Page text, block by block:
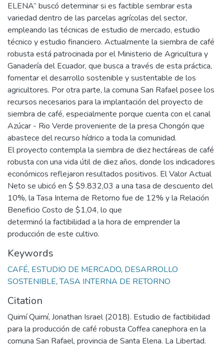
ELENA” buscó determinar si es factible sembrar esta
variedad dentro de las parcelas agrícolas del sector,
empleando las técnicas de estudio de mercado, estudio
técnico y estudio financiero. Actualmente la siembra de café
robusta está patrocinada por el Ministerio de Agricultura y
Ganadería del Ecuador, que busca a través de esta práctica,
fomentar el desarrollo sostenible y sustentable de los
agricultores. Por otra parte, la comuna San Rafael posee los
recursos necesarios para la implantación del proyecto de
siembra de café, especialmente porque cuenta con el canal
Azúcar - Rio Verde proveniente de la presa Chongón que
abastece del recurso hídrico a toda la comunidad.
El proyecto contempla la siembra de diez hectáreas de café
robusta con una vida útil de diez años, donde los indicadores
económicos reflejaron resultados positivos. El Valor Actual
Neto se ubicó en $ $9.832,03 a una tasa de descuento del
10%, la Tasa Interna de Retorno fue de 12% y la Relación
Beneficio Costo de $1,04, lo que
determinó la factibilidad a la hora de emprender la
producción de este cultivo.
Keywords
CAFÉ, ESTUDIO DE MERCADO, DESARROLLO
SOSTENIBLE,TASA INTERNA DE RETORNO
Citation
Quimí Quimí, Jonathan Israel (2018). Estudio de factibilidad
para la producción de café robusta Coffea canephora en la
comuna San Rafael, provincia de Santa Elena. La Libertad.